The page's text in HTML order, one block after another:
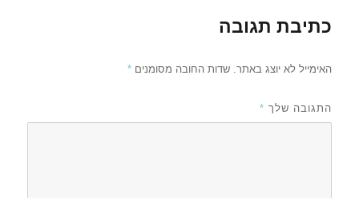
כתיבת תגובה
האימייל לא יוצג באתר. שדות החובה מסומנים*
התגובה שלך *